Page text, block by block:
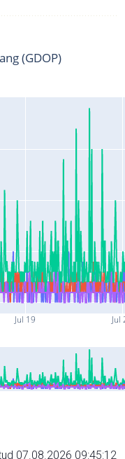
Jul 19 Jul
(GDOP)
07.08.2026 09:45:12